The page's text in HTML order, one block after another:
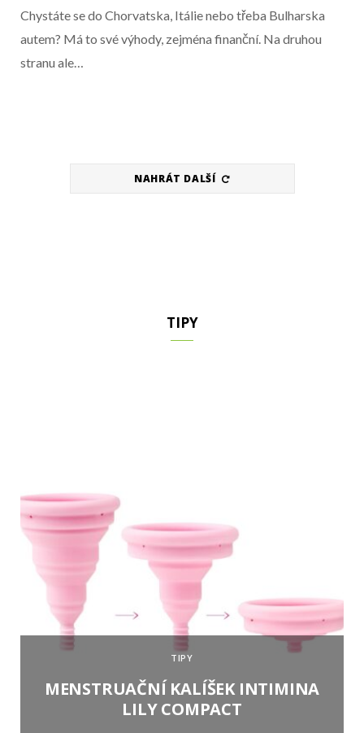
Chystáte se do Chorvatska, Itálie nebo třeba Bulharska
autem? Má to své výhody, zejména finanční. Na druhou
stranu ale…
NAHRÁT DALŠÍ
TIPY
TIPY
MENSTRUAČNÍ KALÍŠEK INTIMINA
LILY COMPACT